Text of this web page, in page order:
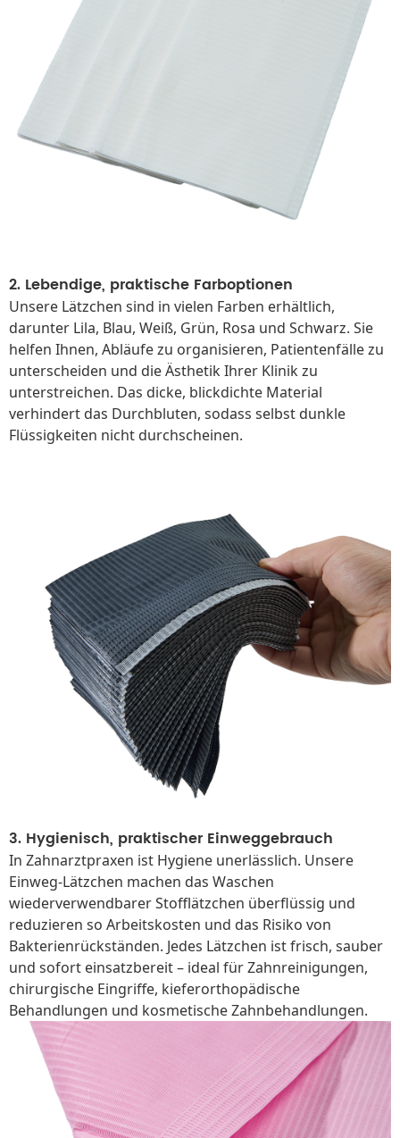
2. Lebendige, praktische Farboptionen
Unsere Lätzchen sind in vielen Farben erhältlich,
darunter Lila, Blau, Weiß, Grün, Rosa und Schwarz. Sie
helfen Ihnen, Abläufe zu organisieren, Patientenfälle zu
unterscheiden und die Ästhetik Ihrer Klinik zu
unterstreichen. Das dicke, blickdichte Material
verhindert das Durchbluten, sodass selbst dunkle
Flüssigkeiten nicht durchscheinen.
3. Hygienisch, praktischer Einweggebrauch
In Zahnarztpraxen ist Hygiene unerlässlich. Unsere
Einweg-Lätzchen machen das Waschen
wiederverwendbarer Stofflätzchen überflüssig und
reduzieren so Arbeitskosten und das Risiko von
Bakterienrückständen. Jedes Lätzchen ist frisch, sauber
und sofort einsatzbereit – ideal für Zahnreinigungen,
chirurgische Eingriffe, kieferorthopädische
Behandlungen und kosmetische Zahnbehandlungen.